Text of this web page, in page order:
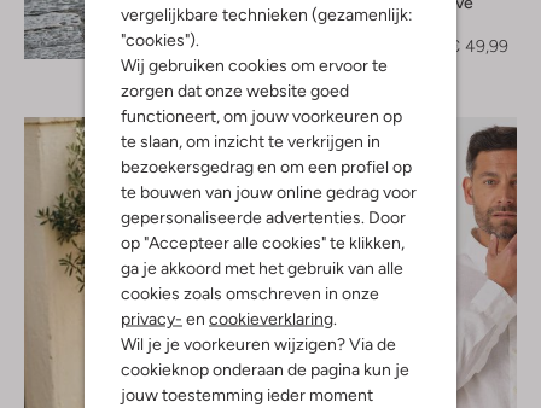
vergelijkbare technieken (gezamenlijk:
"cookies").
Wij gebruiken cookies om ervoor te
zorgen dat onze website goed
functioneert, om jouw voorkeuren op
te slaan, om inzicht te verkrijgen in
bezoekersgedrag en om een profiel op
te bouwen van jouw online gedrag voor
gepersonaliseerde advertenties. Door
op "Accepteer alle cookies" te klikken,
ga je akkoord met het gebruik van alle
cookies zoals omschreven in onze
privacy- en cookieverklaring.
Wil je je voorkeuren wijzigen? Via de
cookieknop onderaan de pagina kun je
jouw toestemming ieder moment
Ontdek de look
T-shirt
€ 49,99